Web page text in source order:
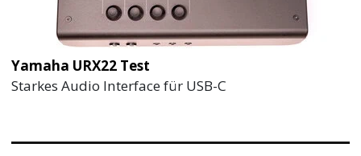
Yamaha URX22 Test
Starkes Audio Interface für USB-C